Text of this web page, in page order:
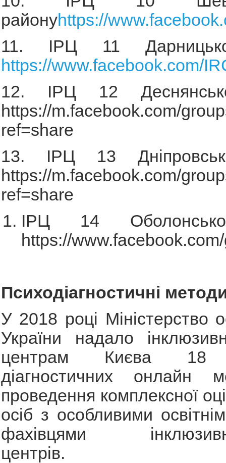
районуhttps://
11. ІРЦ 11
https://www.facebook.com/
12. ІРЦ 12
https://m.facebook.com/
ref=share
13. ІРЦ 13
https://m.facebook.com/
ref=share
ІРЦ 14
https://
Психодіагностичні
У 2018 році Міністерство
України надало
центрам Києва 18
діагностичних онлайн
проведення комплексної
осіб з особливими
фахівцями
центрів.